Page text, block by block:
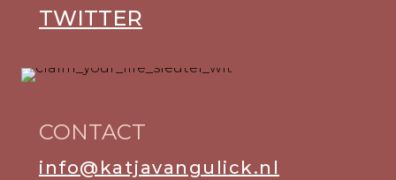
TWITTER
CONTACT
info@katjavangulick.nl